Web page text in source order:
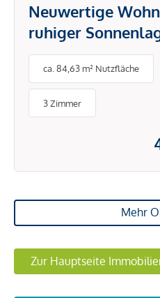
Neuwertige
ruhiger
in Ötz
ca. 84,63 m² Nutzfläche
3 Zimmer
Mehr
Zur Hauptseite